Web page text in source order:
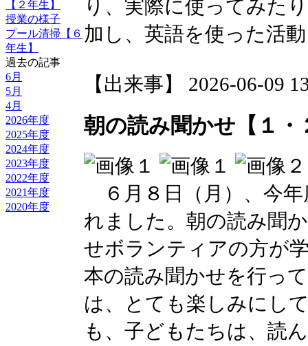
【２年生】
授業の様子
プール清掃【６
年生】
過去の記事
6月
5月
4月
2026年度
2025年度
2024年度
2023年度
2022年度
2021年度
2020年度
り、実際に使ってみた
加し、英語を使った活
【出来事】 2026-06-09
朝の読み聞かせ【１・
６月８日（月）、今
れました。朝の読み聞
せボランティアの方が
本の読み聞かせを行っ
は、とても楽しみにし
も、子どもたちは、読